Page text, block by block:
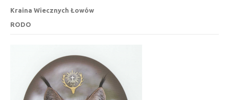
Kraina Wiecznych Łowów
RODO